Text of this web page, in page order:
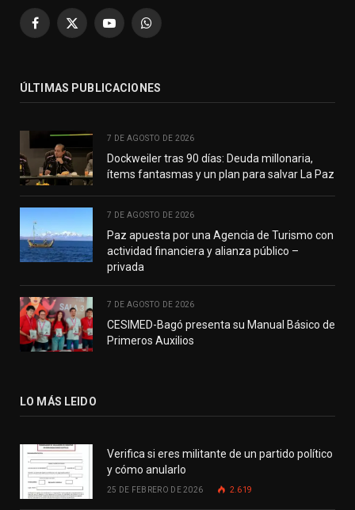
Facebook
X
YouTubeWhatsApp
ÚLTIMAS PUBLICACIONES
7 DE AGOSTO DE 2026
Dockweiler tras 90 días: Deuda millonaria,
ítems fantasmas y un plan para salvar La Paz
7 DE AGOSTO DE 2026
Paz apuesta por una Agencia de Turismo con
actividad financiera y alianza público –
privada
7 DE AGOSTO DE 2026
CESIMED-Bagó presenta su Manual Básico de
Primeros Auxilios
LO MÁS LEIDO
Verifica si eres militante de un partido político
y cómo anularlo
25 DE FEBRERO DE 2026 2.619